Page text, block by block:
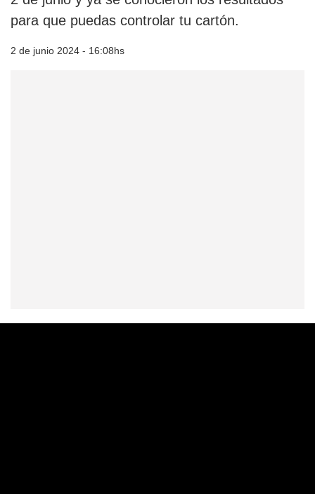
para que puedas controlar tu cartón.
2 de junio 2024 - 16:08hs